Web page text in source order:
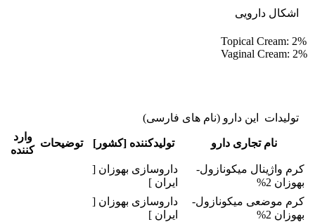
اشکال دارویی
Topical Cream: 2%
Vaginal Cream: 2%
تولیدات این دارو (نام های فارسی)
نام تجاری دارو تولیدکننده [کشور] توضیحات
وارد
کننده
کرم واژینال میکونازول-
بهوزان 2%
داروسازی بهوزان [
ایران ]
کرم موضعی میکونازول-
بهوزان 2%
داروسازی بهوزان [
ایران ]